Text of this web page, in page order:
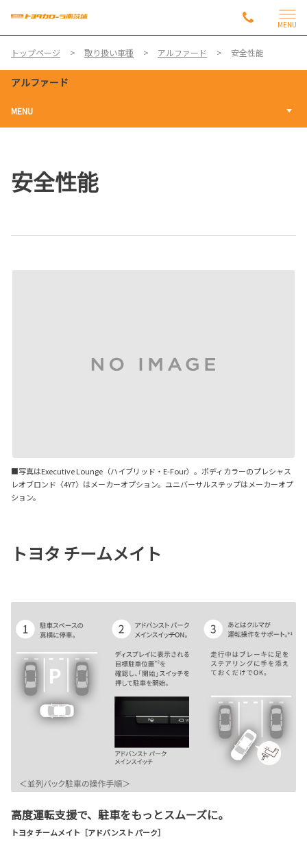
MENU
トップページ 取り扱い車種 アルファード 安全性能
アルファード
MENU
安全性能
■写真はExecutive Lounge（ハイブリッド・E-Four）。ボディカラーのプレシャス
レオブロンド〈4Y7〉はメーカーオプション。ユニバーサルステップはメーカーオプ
ション。
トヨタ チームメイト
高度運転支援で、駐車をもっとスムーズに。
トヨタ チームメイト［アドバンスト パーク］